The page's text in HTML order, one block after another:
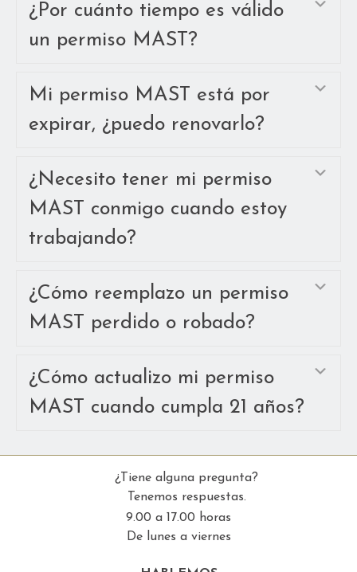
¿Por cuánto tiempo es válido
un permiso MAST?
Mi permiso MAST está por
expirar, ¿puedo renovarlo?
¿Necesito tener mi permiso
MAST conmigo cuando estoy
trabajando?
¿Cómo reemplazo un permiso
MAST perdido o robado?
¿Cómo actualizo mi permiso
MAST cuando cumpla 21 años?
¿Tiene alguna pregunta?
Tenemos respuestas.
9.00 a 17.00 horas
De lunes a viernes